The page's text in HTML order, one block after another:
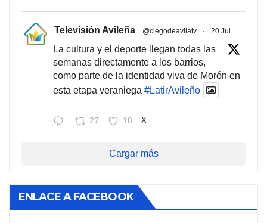
Televisión Avileña @ciegodeavilatv · 20 Jul
La cultura y el deporte llegan todas las
semanas directamente a los barrios,
como parte de la identidad viva de Morón en
esta etapa veraniega #LatirAvileño
27 18 X
Cargar más
ENLACE A FACEBOOK